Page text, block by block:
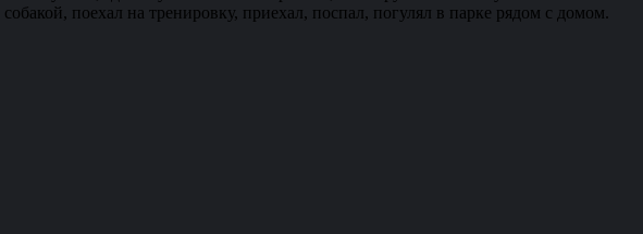
поехал на тренировку, приехал, поспал, погулял в парке рядом с домом.